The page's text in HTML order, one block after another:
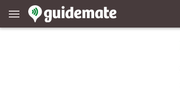
menu